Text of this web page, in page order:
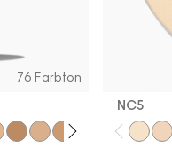
76 Farbton
NC5​